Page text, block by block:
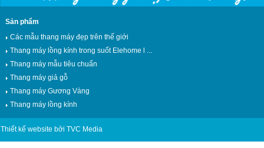
Sản phẩm
Các mẫu thang máy đẹp trên thế giới
Thang máy lồng kính trong suốt Elehome l ...
Thang máy mẫu tiêu chuẩn
Thang máy giả gỗ
Thang máy Gương Vàng
Thang máy lồng kính
Thiết kế website bởi TVC Media